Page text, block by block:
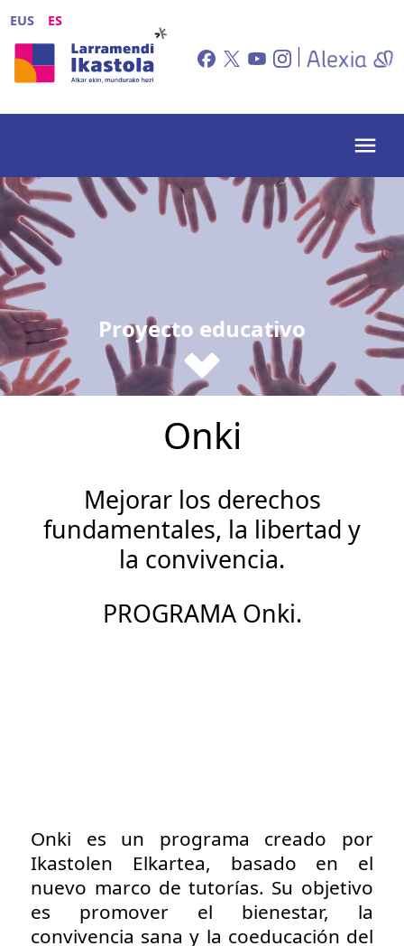
EUS ES
Proyecto educativo
Onki
Mejorar los derechos
fundamentales, la libertad y
la convivencia.
PROGRAMA Onki.
Onki es un programa creado por
Ikastolen Elkartea, basado en el
nuevo marco de tutorías. Su objetivo
es promover el bienestar, la
convivencia sana y la coeducación del